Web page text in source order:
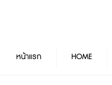
หน้าแรก HOME